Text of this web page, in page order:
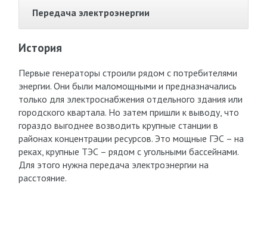
Передача электроэнергии
История
Первые генераторы строили рядом с потребителями
энергии. Они были маломощными и предназначались
только для электроснабжения отдельного здания или
городского квартала. Но затем пришли к выводу, что
гораздо выгоднее возводить крупные станции в
районах концентрации ресурсов. Это мощные ГЭС – на
реках, крупные ТЭС – рядом с угольными бассейнами.
Для этого нужна передача электроэнергии на
расстояние.